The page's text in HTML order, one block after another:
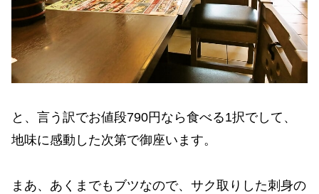
と、言う訳でお値段790円なら食べる1択でして、
地味に感動した次第で御座います。
まあ、あくまでもブツなので、サク取りした刺身の